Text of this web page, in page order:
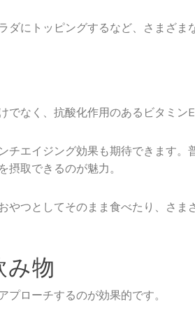
ダにトッピングするなど、さまざま
なく、抗酸化作用のあるビタミンE
チエイジング効果も期待できます。
摂取できるのが魅力。
やつとしてそのまま食べたり、さま
み物
ローチするのが効果的です。